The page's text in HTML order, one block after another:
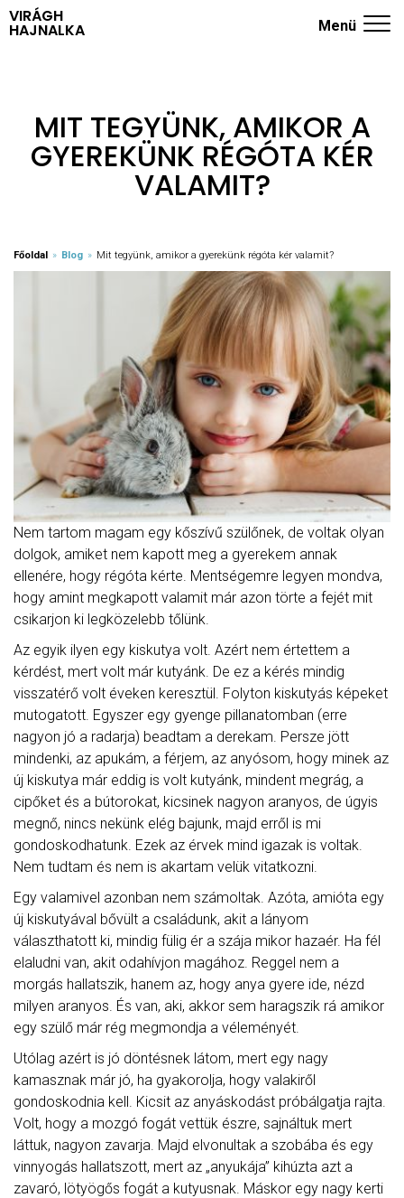
VIRÁGH
HAJNALKA Menü
NYUGODT SZÜLŐK ISKOLÁJA
TRÉNINGEK
RÓLAM
BLOG
KAPCSOLAT
MIT TEGYÜNK, AMIKOR A
GYEREKÜNK RÉGÓTA KÉR
VALAMIT?
Főoldal » Blog » Mit tegyünk, amikor a gyerekünk régóta kér valamit?
Nem tartom magam egy kőszívű szülőnek, de voltak olyan
dolgok, amiket nem kapott meg a gyerekem annak
ellenére, hogy régóta kérte. Mentségemre legyen mondva,
hogy amint megkapott valamit már azon törte a fejét mit
csikarjon ki legközelebb tőlünk.
Az egyik ilyen egy kiskutya volt. Azért nem értettem a
kérdést, mert volt már kutyánk. De ez a kérés mindig
visszatérő volt éveken keresztül. Folyton kiskutyás képeket
mutogatott. Egyszer egy gyenge pillanatomban (erre
nagyon jó a radarja) beadtam a derekam. Persze jött
mindenki, az apukám, a férjem, az anyósom, hogy minek az
új kiskutya már eddig is volt kutyánk, mindent megrág, a
cipőket és a bútorokat, kicsinek nagyon aranyos, de úgyis
megnő, nincs nekünk elég bajunk, majd erről is mi
gondoskodhatunk. Ezek az érvek mind igazak is voltak.
Nem tudtam és nem is akartam velük vitatkozni.
Egy valamivel azonban nem számoltak. Azóta, amióta egy
új kiskutyával bővült a családunk, akit a lányom
választhatott ki, mindig fülig ér a szája mikor hazaér. Ha fél
elaludni van, akit odahívjon magához. Reggel nem a
morgás hallatszik, hanem az, hogy anya gyere ide, nézd
milyen aranyos. És van, aki, akkor sem haragszik rá amikor
egy szülő már rég megmondja a véleményét.
Utólag azért is jó döntésnek látom, mert egy nagy
kamasznak már jó, ha gyakorolja, hogy valakiről
gondoskodnia kell. Kicsit az anyáskodást próbálgatja rajta.
Volt, hogy a mozgó fogát vettük észre, sajnáltuk mert
láttuk, nagyon zavarja. Majd elvonultak a szobába és egy
vinnyogás hallatszott, mert az „anyukája” kihúzta azt a
zavaró, lötyögős fogát a kutyusnak. Máskor egy nagy kerti